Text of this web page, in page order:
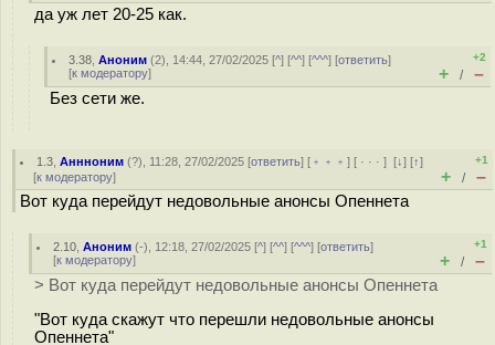
да уж лет 20-25 как.
3.38 ,Аноним (2), 14:44, 27/02/2025 [^] [^^] [^^^] [ответить]
[к модератору]
+2
+ / –
Без сети же.
1.3 ,Аннноним (?), 11:28, 27/02/2025 [ответить] [ ﹢﹢﹢] [ · · ·][↓] [↑]
[к модератору]
+1
+ / –
Вот куда перейдут недовольные анонсы Опеннета
2.10 ,Аноним (-), 12:18, 27/02/2025 [^] [^^] [^^^] [ответить]
[к модератору]
+1
+ / –
> Вот куда перейдут недовольные анонсы Опеннета
"Вот куда скажут что перешли недовольные анонсы
Опеннета"